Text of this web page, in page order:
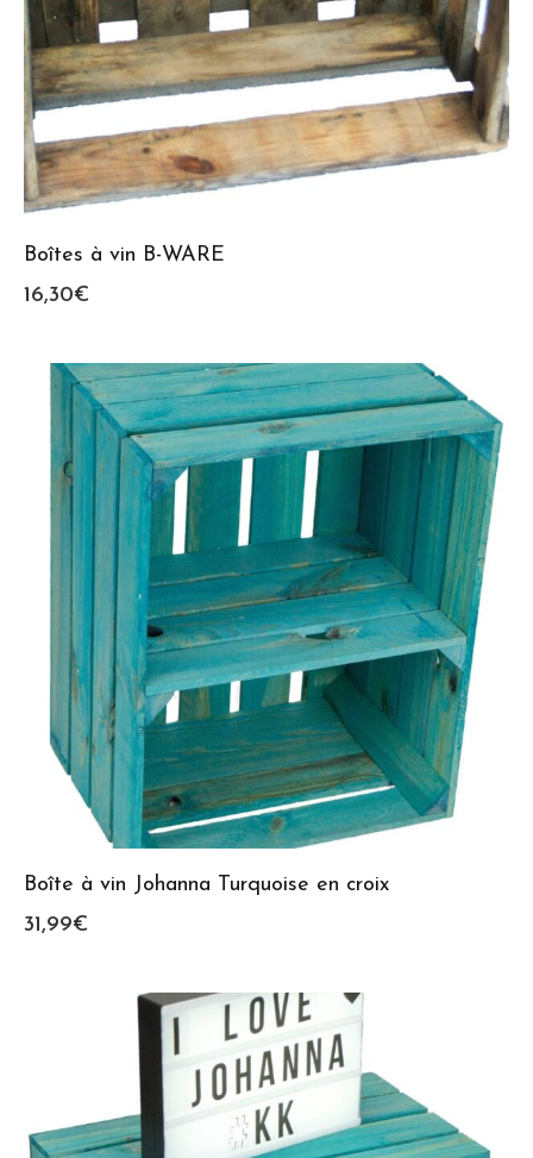
Boîtes à vin B-WARE
16,30€
Boîte à vin Johanna Turquoise en croix
31,99€